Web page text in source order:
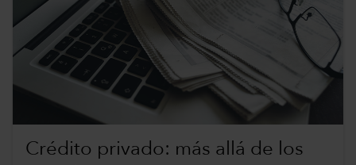
Crédito privado: más allá de los